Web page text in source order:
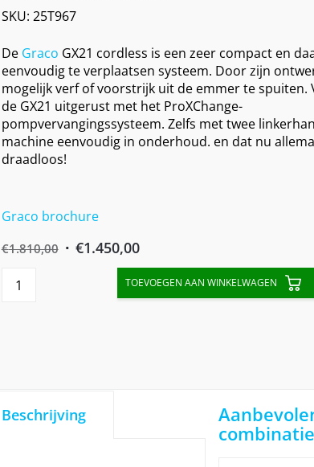
SKU: 25T967
De Graco GX21 cordless is een zeer compact en
eenvoudig te verplaatsen systeem. Door zijn
mogelijk verf of voorstrijk uit de emmer te spuiten.
de GX21 uitgerust met het ProXChange-
pompvervangingssysteem. Zelfs met twee
machine eenvoudig in onderhoud. en dat nu
draadloos!
Graco brochure
€1.810,00 Original
€1.450,00Current
price
is:
TOEVOEGEN AAN WINKELWAGEN
Beschrijving
combinatie